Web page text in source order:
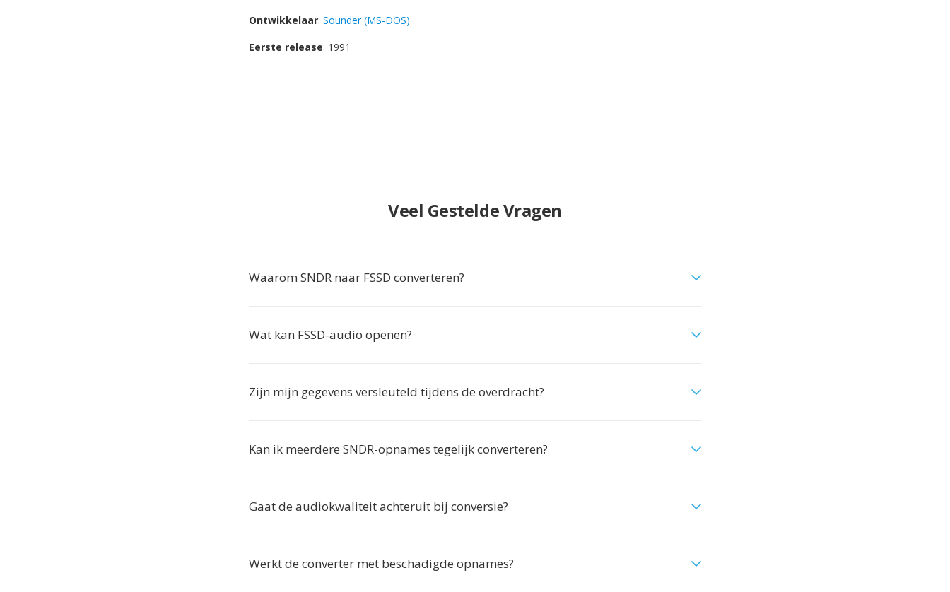
Ontwikkelaar: Sounder (MS-DOS)
Eerste release: 1991
Veel Gestelde Vragen
Waarom SNDR naar FSSD converteren?
Wat kan FSSD-audio openen?
Zijn mijn gegevens versleuteld tijdens de overdracht?
Kan ik meerdere SNDR-opnames tegelijk converteren?
Gaat de audiokwaliteit achteruit bij conversie?
Werkt de converter met beschadigde opnames?